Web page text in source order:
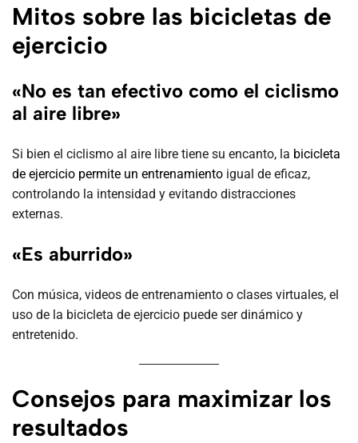
Mitos sobre las bicicletas de
ejercicio
«No es tan efectivo como el ciclismo
al aire libre»
Si bien el ciclismo al aire libre tiene su encanto, la bicicleta
de ejercicio permite un entrenamiento igual de eficaz,
controlando la intensidad y evitando distracciones
externas.
«Es aburrido»
Con música, videos de entrenamiento o clases virtuales, el
uso de la bicicleta de ejercicio puede ser dinámico y
entretenido.
Consejos para maximizar los
resultados